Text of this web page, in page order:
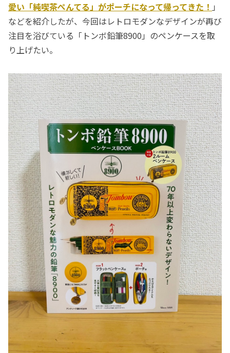
愛い「純喫茶ぺんてる」がポーチになって帰ってきた！ 」
などを紹介したが、今回はレトロモダンなデザインが再び
注目を浴びている「トンボ鉛筆8900」のペンケースを取
り上げたい。